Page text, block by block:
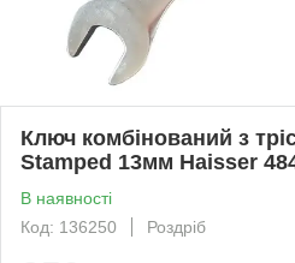
Ключ комбінований з
Stamped 13мм Haisser
В наявності
Код: 136250
Роздріб